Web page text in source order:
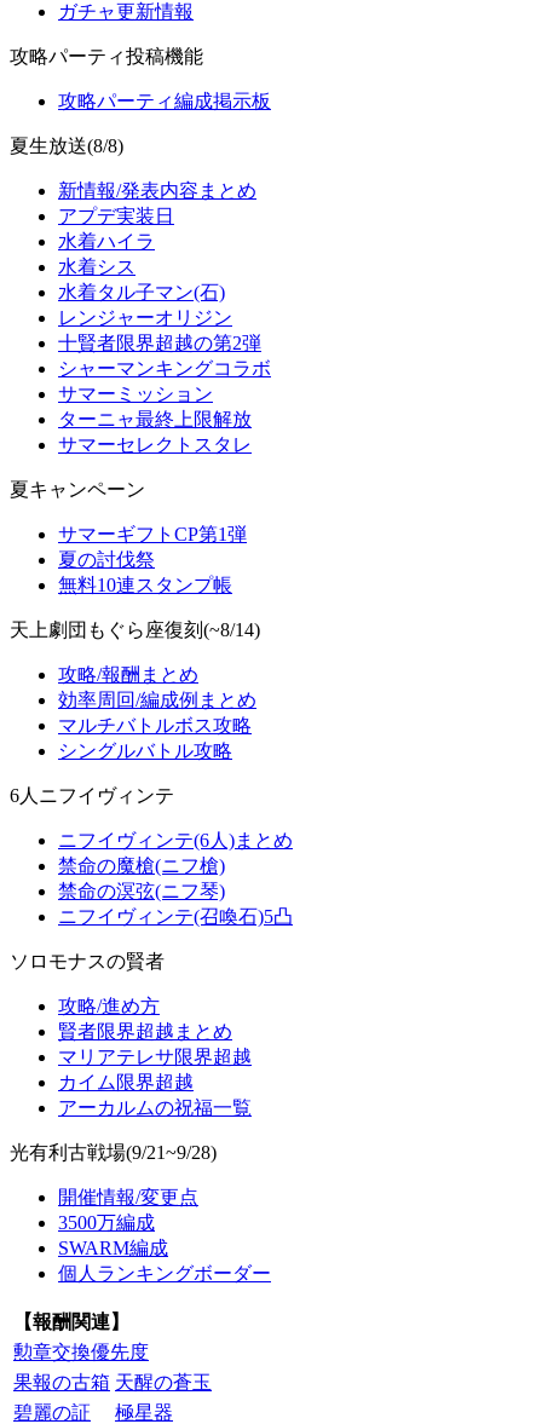
ガチャ更新情報
攻略パーティ投稿機能
攻略パーティ編成掲示板
夏生放送(8/8)
新情報/発表内容まとめ
アプデ実装日
水着ハイラ
水着シス
水着タル子マン(石)
レンジャーオリジン
十賢者限界超越の第2弾
シャーマンキングコラボ
サマーミッション
ターニャ最終上限解放
サマーセレクトスタレ
夏キャンペーン
サマーギフトCP第1弾
夏の討伐祭
無料10連スタンプ帳
天上劇団もぐら座復刻(~8/14)
攻略/報酬まとめ
効率周回/編成例まとめ
マルチバトルボス攻略
シングルバトル攻略
6人ニフイヴィンテ
ニフイヴィンテ(6人)まとめ
禁命の魔槍(ニフ槍)
禁命の溟弦(ニフ琴)
ニフイヴィンテ(召喚石)5凸
ソロモナスの賢者
攻略/進め方
賢者限界超越まとめ
マリアテレサ限界超越
カイム限界超越
アーカルムの祝福一覧
光有利古戦場(9/21~9/28)
開催情報/変更点
3500万編成
SWARM編成
個人ランキングボーダー
【報酬関連】
勲章交換優先度
果報の古箱 天醒の蒼玉
碧麗の証
極星器